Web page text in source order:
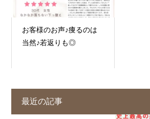
お客様のお声♪痩るのは
当然♪若返りも◎
最近の記事